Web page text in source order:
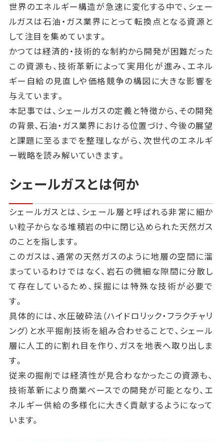
世界のエネルギー構造が急速に変化する中で、シェー
ルガスは石油・ガス業界にとって転換点となる資源と
して注目を集めています。
かつては経済的・技術的な制約から開発が困難だった
この資源も、技術革新によって実用化が進み、エネル
ギー自給の見直しや価格競争の構図に大きな影響を
与えています。
本記事では、シェールガスの定義と特徴から、その開発
の背景、石油・ガス業界における位置づけ、今後の展望
と課題に至るまでを整理しながら、次世代のエネルギ
ー戦略を読み解いていきます。
シェールガスとは何か
シェールガスとは、シェール層と呼ばれる非常に細か
い粒子からなる堆積岩の中に閉じ込められた天然ガス
のことを指します。
このガスは、通常の天然ガスのように地層の空間に溜
まっているわけではなく、岩石の微細な隙間に分散し
て存在しているため、採掘には特殊な技術が必要で
す。
具体的には、水圧破砕法（ハイドロリック・フラクチャリ
ング）と水平掘削技術を組み合わせることで、シェール
層に人工的に割れ目を作り、ガスを地表へ取り出しま
す。
従来の掘削では経済性が見合わなかったこの資源も、
技術革新により商業ベースでの開発が可能となり、エ
ネルギー供給の多様化に大きく貢献するようになって
います。